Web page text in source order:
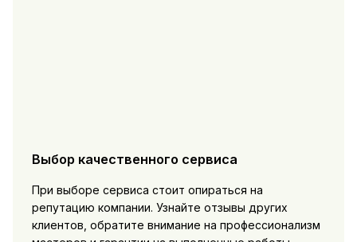
Выбор качественного сервиса
При выборе сервиса стоит опираться на
репутацию компании. Узнайте отзывы других
клиентов, обратите внимание на профессионализм